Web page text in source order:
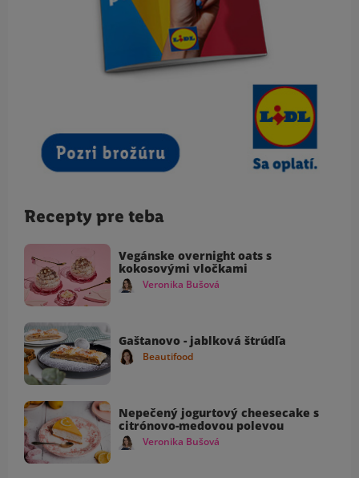
Recepty pre teba
Vegánske overnight oats s
kokosovými vločkami
Veronika Bušová
Gaštanovo - jablková štrúdľa
Beautifood
Nepečený jogurtový cheesecake s
citrónovo-medovou polevou
Veronika Bušová